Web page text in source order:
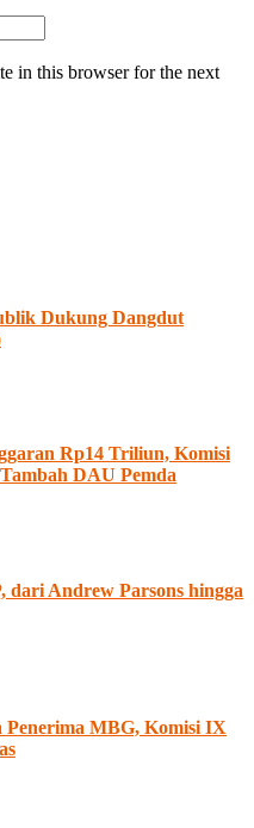
in this browser for the next
Dukung Dangdut
Rp14 Triliun, Komisi
DAU Pemda
dari Andrew Parsons hingga
Penerima MBG, Komisi IX